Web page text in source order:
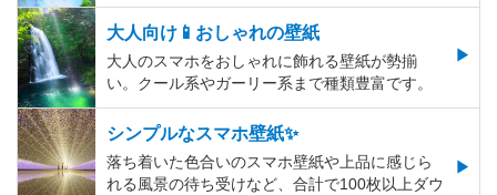
大人向け📱おしゃれの壁紙
大人のスマホをおしゃれに飾れる壁紙が勢揃
い。クール系やガーリー系まで種類豊富です。
シンプルなスマホ壁紙✨
落ち着いた色合いのスマホ壁紙や上品に感じら
れる風景の待ち受けなど、合計で100枚以上ダウ